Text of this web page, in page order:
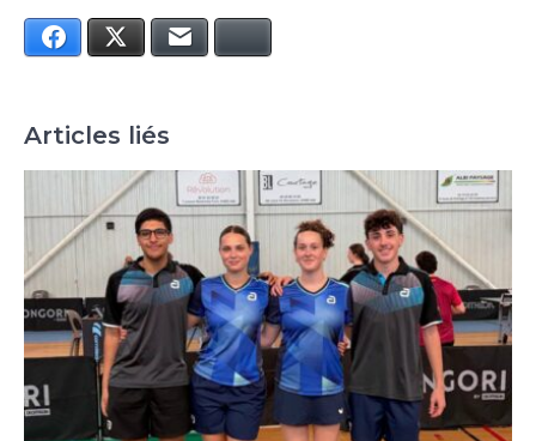
Facebook Twitter
Articles liés